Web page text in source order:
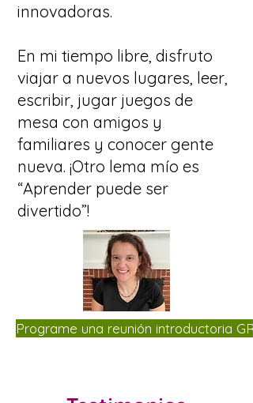
innovadoras.
En mi tiempo libre, disfruto
viajar a nuevos lugares, leer,
escribir, jugar juegos de
mesa con amigos y
familiares y conocer gente
nueva. ¡Otro lema mío es
“Aprender puede ser
divertido”!
Programe una reunión introductoria